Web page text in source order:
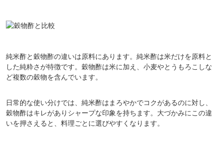
純米酢と穀物酢の違いは原料にあります。純米酢は米だけを原料と
した純粋さが特徴です。穀物酢は米に加え、小麦やとうもろこしな
ど複数の穀物を含んでいます。
日常的な使い分けでは、純米酢はまろやかでコクがあるのに対し、
穀物酢はキレがありシャープな印象を持ちます。大づかみにこの違
いを押さえると、料理ごとに選びやすくなります。